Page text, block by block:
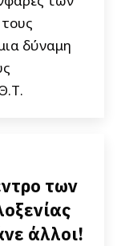
δύναμη
των
άλλοι!